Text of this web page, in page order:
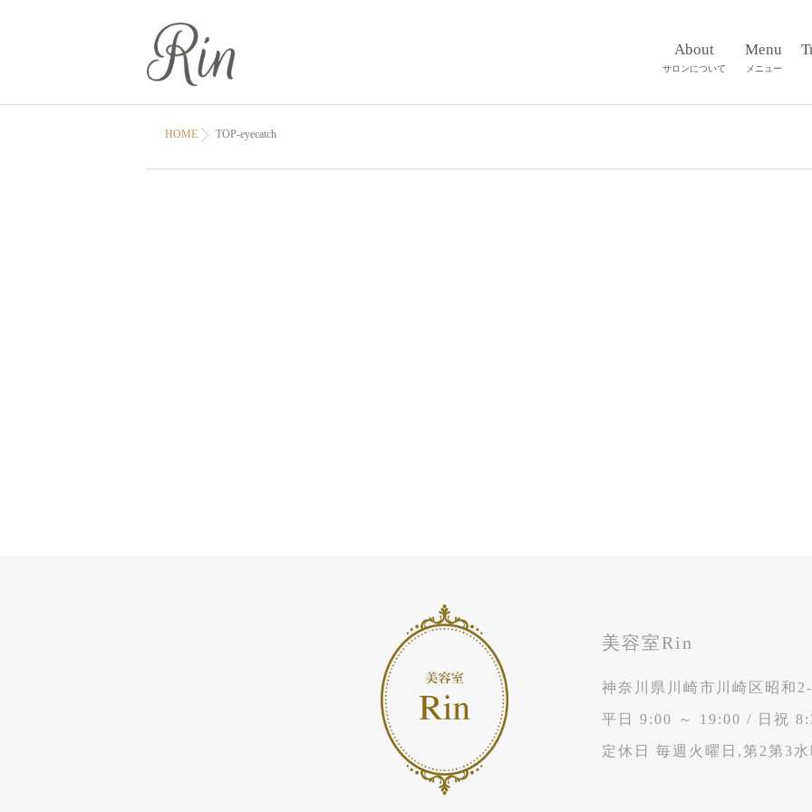
About
サロンについて
Menu
メニュー
HOME TOP-eyecatch
美容室Rin
神奈川県川崎市川崎区昭和
平日 9:00 ～ 19:00 / 日祝
定休日 毎週火曜日,第2第3水